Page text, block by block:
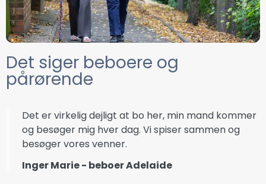
Det siger beboere og
pårørende
Det er virkelig dejligt at bo her, min mand kommer
og besøger mig hver dag. Vi spiser sammen og
besøger vores venner.
Inger Marie - beboer Adelaide